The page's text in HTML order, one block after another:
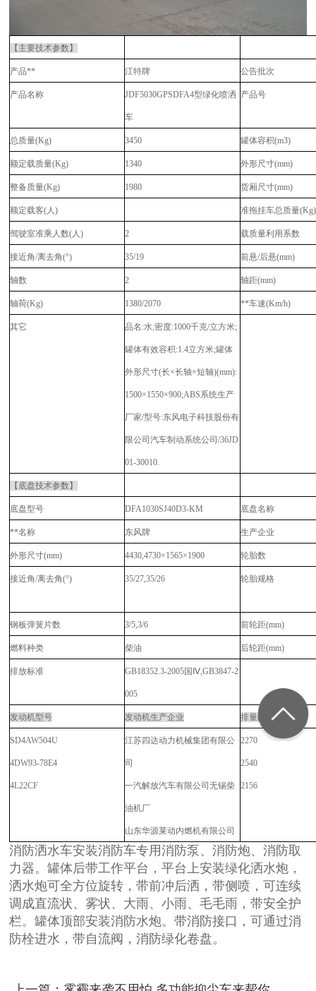
【主要技术参数】
产品** 江特牌 公告批次
产品名称 JDF5030GPSDFA4型绿化喷洒
车
产品号
总质量(Kg) 3450 罐体容积(m3)
额定载质量(Kg) 1340 外形尺寸(mm)
整备质量(Kg) 1980 货厢尺寸(mm)
额定载客(人) 准拖挂车总质量(Kg)
驾驶室准乘人数(人) 2 载质量利用系数
接近角/离去角(°) 35/19 前悬/后悬(mm)
轴数 2 轴距(mm)
轴荷(Kg) 1380/2070 **车速(Km/h)
其它 品名:水;密度:1000千克/立方米;
罐体有效容积:1.4立方米;罐体
外形尺寸(长×长轴×短轴)(mm):
1500×1550×900;ABS系统生产
厂家/型号:东风电子科技股份有
限公司汽车制动系统公司/36JD
01-30010.
【底盘技术参数】
底盘型号 DFA1030SJ40D3-KM 底盘名称
**名称 东风牌 生产企业
外形尺寸(mm) 4430,4730×1565×1900 轮胎数
接近角/离去角(°) 35/27,35/26 轮胎规格
钢板弹簧片数 3/5,3/6 前轮距(mm)
燃料种类 柴油 后轮距(mm)
排放标准 GB18352.3-2005国Ⅳ,GB3847-2
005
发动机型号 发动机生产企业 排量(ml)
SD4AW504U
4DW93-78E4
4L22CF
江苏四达动力机械集团有限公
司
一汽解放汽车有限公司无锡柴
油机厂
山东华源莱动内燃机有限公司
2270
2540
2156
消防洒水车安装消防车专用消防泵、消防炮、消防取
力器。罐体后带工作平台，平台上安装绿化洒水炮，
洒水炮可全方位旋转，带前冲后洒，带侧喷，可连续
调成直流状、雾状、大雨、小雨、毛毛雨，带安全护
栏。罐体顶部安装消防水炮。带消防接口，可通过消
防栓进水，带自流阀，消防绿化卷盘。